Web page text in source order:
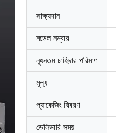
সাক্ষ্যদান
মডেল নম্বার
ন্যূনতম চাহিদার পরিমাণ
মূল্য
প্যাকেজিং বিবরণ
ডেলিভারি সময়